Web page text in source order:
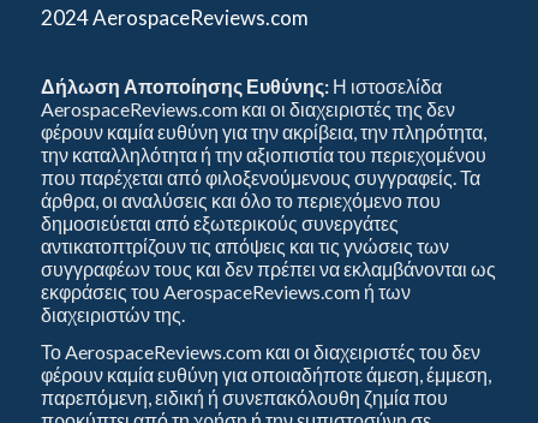
2024 AerospaceReviews.com
Δήλωση Αποποίησης Ευθύνης: Η ιστοσελίδα
AerospaceReviews.com και οι διαχειριστές της δεν
φέρουν καμία ευθύνη για την ακρίβεια, την πληρότητα,
την καταλληλότητα ή την αξιοπιστία του περιεχομένου
που παρέχεται από φιλοξενούμενους συγγραφείς. Τα
άρθρα, οι αναλύσεις και όλο το περιεχόμενο που
δημοσιεύεται από εξωτερικούς συνεργάτες
αντικατοπτρίζουν τις απόψεις και τις γνώσεις των
συγγραφέων τους και δεν πρέπει να εκλαμβάνονται ως
εκφράσεις του AerospaceReviews.com ή των
διαχειριστών της.
Το AerospaceReviews.com και οι διαχειριστές του δεν
φέρουν καμία ευθύνη για οποιαδήποτε άμεση, έμμεση,
παρεπόμενη, ειδική ή συνεπακόλουθη ζημία που